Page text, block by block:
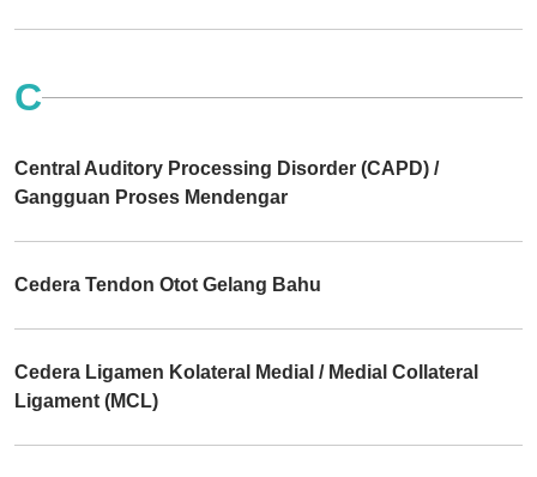
C
Central Auditory Processing Disorder (CAPD) /
Gangguan Proses Mendengar
Cedera Tendon Otot Gelang Bahu
Cedera Ligamen Kolateral Medial / Medial Collateral
Ligament (MCL)